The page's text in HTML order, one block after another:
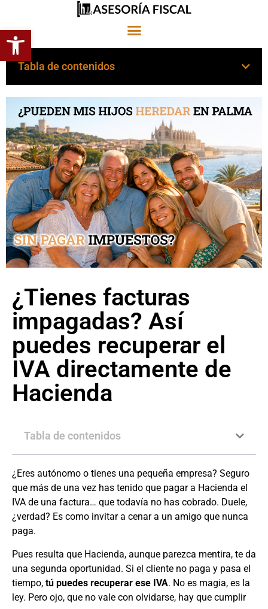
Abrir barra de herramientas
Tabla de contenidos
¿Tienes facturas
impagadas? Así
puedes recuperar el
IVA directamente de
Hacienda
Tabla de contenidos
¿Eres autónomo o tienes una pequeña empresa? Seguro
que más de una vez has tenido que pagar a Hacienda el
IVA de una factura… que todavía no has cobrado. Duele,
¿verdad? Es como invitar a cenar a un amigo que nunca
paga.
Pues resulta que Hacienda, aunque parezca mentira, te da
una segunda oportunidad. Si el cliente no paga y pasa el
tiempo, tú puedes recuperar ese IVA. No es magia, es la
ley. Pero ojo, que no vale con olvidarse, hay que cumplir